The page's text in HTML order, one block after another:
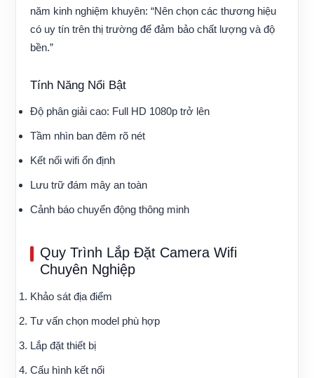
năm kinh nghiệm khuyên: “Nên chọn các thương hiệu
có uy tín trên thị trường để đảm bảo chất lượng và độ
bền.”
Tính Năng Nổi Bật
Độ phân giải cao: Full HD 1080p trở lên
Tầm nhìn ban đêm rõ nét
Kết nối wifi ổn định
Lưu trữ đám mây an toàn
Cảnh báo chuyển động thông minh
Quy Trình Lắp Đặt Camera Wifi
Chuyên Nghiệp
Khảo sát địa điểm
Tư vấn chọn model phù hợp
Lắp đặt thiết bị
Cấu hình kết nối